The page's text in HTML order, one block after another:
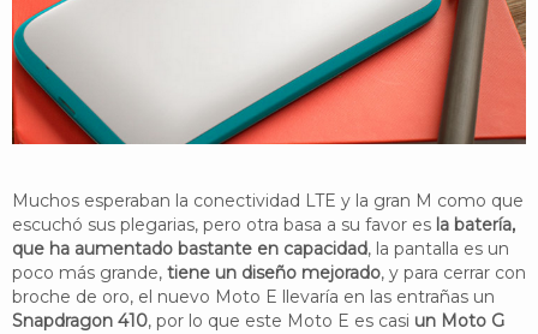
Muchos esperaban la conectividad LTE y la gran M como que
escuchó sus plegarias, pero otra basa a su favor es la batería,
que ha aumentado bastante en capacidad, la pantalla es un
poco más grande, tiene un diseño mejorado, y para cerrar con
broche de oro, el nuevo Moto E llevaría en las entrañas un
Snapdragon 410, por lo que este Moto E es casi un Moto G